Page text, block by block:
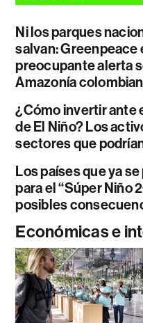
Ni los parques
salvan: Greenpeace
preocupante alerta
Amazonía
¿Cómo invertir ante
de El Niño? Los
sectores que
Los países que ya
para el “Súper Niño
posibles
Económicas e